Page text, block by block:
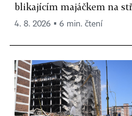
blikajícím majáčkem na
4. 8. 2026 ▪ 6 min. čtení